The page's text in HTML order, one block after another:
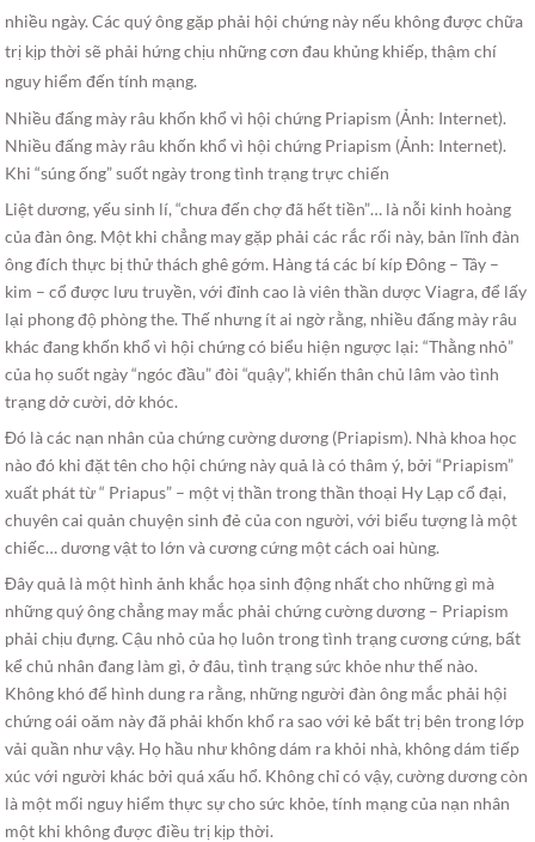
nhiều ngày. Các quý ông gặp phải hội chứng này nếu không được chữa
trị kịp thời sẽ phải hứng chịu những cơn đau khủng khiếp, thậm chí
nguy hiểm đến tính mạng.
Nhiều đấng mày râu khốn khổ vì hội chứng Priapism (Ảnh: Internet).
Nhiều đấng mày râu khốn khổ vì hội chứng Priapism (Ảnh: Internet).
Khi “súng ống” suốt ngày trong tình trạng trực chiến
Liệt dương, yếu sinh lí, “chưa đến chợ đã hết tiền”… là nỗi kinh hoàng
của đàn ông. Một khi chẳng may gặp phải các rắc rối này, bản lĩnh đàn
ông đích thực bị thử thách ghê gớm. Hàng tá các bí kíp Đông – Tây –
kim – cổ được lưu truyền, với đỉnh cao là viên thần dược Viagra, để lấy
lại phong độ phòng the. Thế nhưng ít ai ngờ rằng, nhiều đấng mày râu
khác đang khốn khổ vì hội chứng có biểu hiện ngược lại: “Thằng nhỏ”
của họ suốt ngày “ngóc đầu” đòi “quậy”, khiến thân chủ lâm vào tình
trạng dở cười, dở khóc.
Đó là các nạn nhân của chứng cường dương (Priapism). Nhà khoa học
nào đó khi đặt tên cho hội chứng này quả là có thâm ý, bởi “Priapism”
xuất phát từ “ Priapus” – một vị thần trong thần thoại Hy Lạp cổ đại,
chuyên cai quản chuyện sinh đẻ của con người, với biểu tượng là một
chiếc… dương vật to lớn và cương cứng một cách oai hùng.
Đây quả là một hình ảnh khắc họa sinh động nhất cho những gì mà
những quý ông chẳng may mắc phải chứng cường dương – Priapism
phải chịu đựng. Cậu nhỏ của họ luôn trong tình trạng cương cứng, bất
kể chủ nhân đang làm gì, ở đâu, tình trạng sức khỏe như thế nào.
Không khó để hình dung ra rằng, những người đàn ông mắc phải hội
chứng oái oăm này đã phải khốn khổ ra sao với kẻ bất trị bên trong lớp
vải quần như vậy. Họ hầu như không dám ra khỏi nhà, không dám tiếp
xúc với người khác bởi quá xấu hổ. Không chỉ có vậy, cường dương còn
là một mối nguy hiểm thực sự cho sức khỏe, tính mạng của nạn nhân
một khi không được điều trị kịp thời.